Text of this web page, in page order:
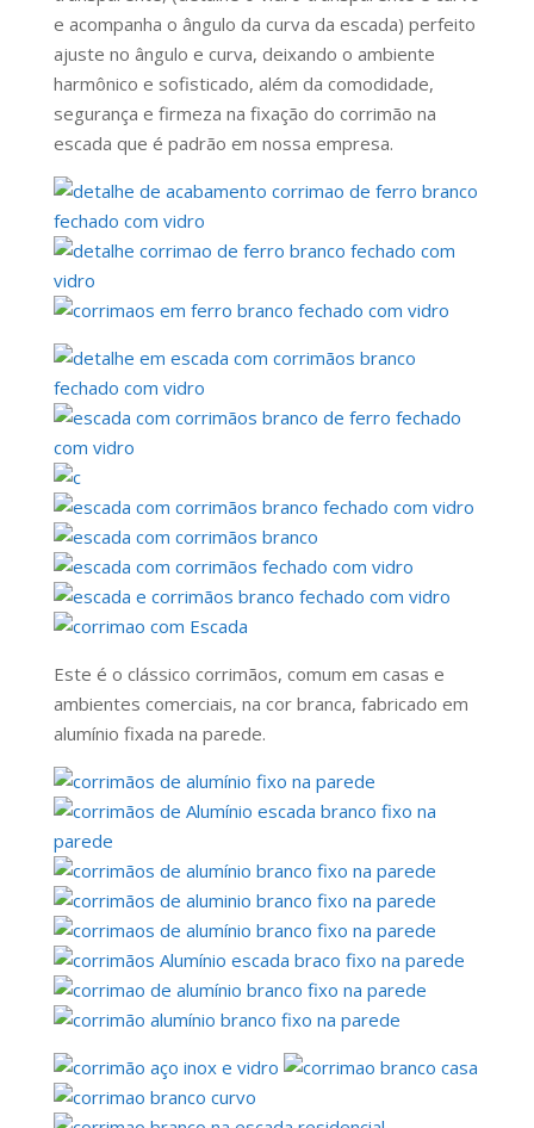
e acompanha o ângulo da curva da escada) perfeito
ajuste no ângulo e curva, deixando o ambiente
harmônico e sofisticado, além da comodidade,
segurança e firmeza na fixação do corrimão na
escada que é padrão em nossa empresa.
Este é o clássico corrimãos, comum em casas e
ambientes comerciais, na cor branca, fabricado em
alumínio fixada na parede.